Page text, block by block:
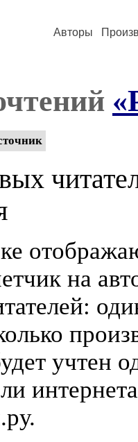
Авторы
на
учтен